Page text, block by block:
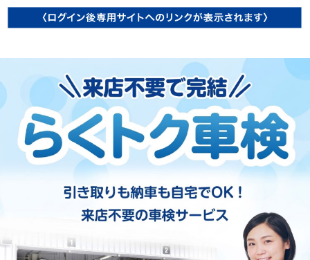
・違法改造車(道路運送車両法第3章の保安基準に適用しない車両)  ・利用者
と自動車検査証に記載された使用者が異なる場合  ・保安基準適合に影響の
あるリコールが未対応である場合
は、定額料金の対象外となります。車検は工場見積もりにて対応いたしま
(3)本サービスの利用が困難であると判断した場合(例えば、利用者の住所と
整備工場が著しく遠方である場合等)には、本サービスの利用ができない場
合があります。
【追加作業について】
対象車両が整備工場に引き渡された後、対象車両に、定額整備対象品目以
外で新たに安全走行上必要な部品交換や修理箇所が見つかった場合には、
追加作業が必要になります。追加作業を実施する場合には、事前見積金額
とは別に追加費用が発生します。この場合、追加作業に要する費用の見積
もりを提示したうえで、追加作業の実施可否について確認します。
【車検費用の支払い】
ユニオンエタニティ株式会社へのお支払いとなります。決済方法は以下よ
り選択いただけます。
・クレジットカード決済(後払い)　・銀行振り込み決済(前払い)